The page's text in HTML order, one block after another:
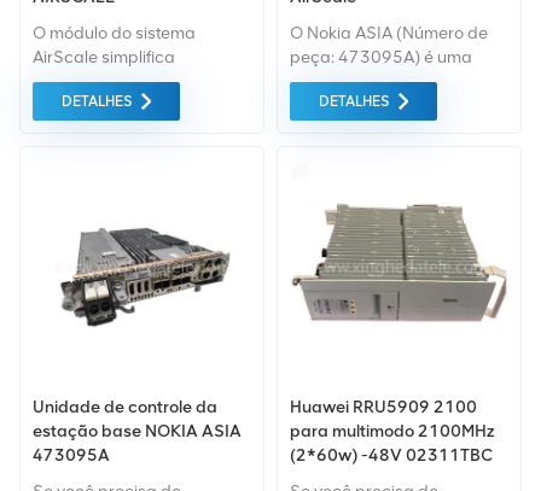
O módulo do sistema
AirScale simplifica
implantações de RAN única
2G, 3G, 4G e 5G, simplifica
hotéis de banda base
DETALHES
O Nokia ASIA (Número de
peça: 473095A) é uma
placa de controle comum
AirScale crítica para a
(BBU) Flexi da Nokia,
central de gerenciamento e
controle em redes de
acesso de rádio (RAN)
4G/5G. É essencial para
coordenar o
processamento de banda
subversões como
473095A.202, .203 e .204
para atender a diversos
DETALHES
Unidade de controle da
estação base NOKIA ASIA
473095A
Huawei RRU5909 2100
para multimodo 2100MHz
(2*60w) -48V 02311TBC